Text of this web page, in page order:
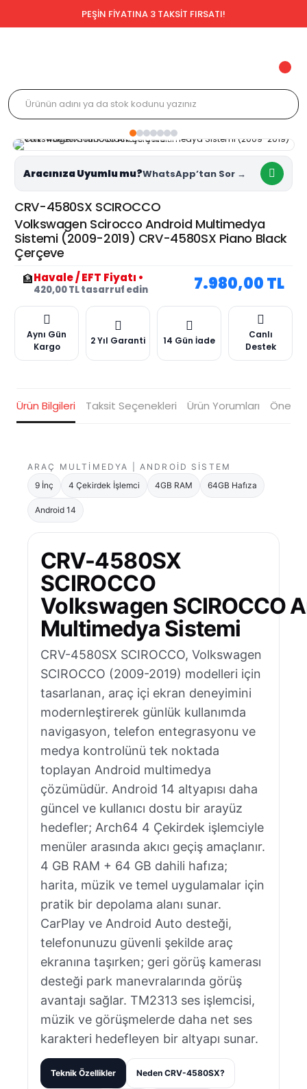
PEŞİN FİYATINA 3 TAKSİT FIRSATI!
Aracınıza Uyumlu mu?
CRV-4580SX SCIROCCO
Volkswagen Scirocco Android Multimedya
Sistemi (2009-2019) CRV-4580SX Piano Black
Çerçeve
🏦Havale / EFT Fiyatı •
420,00 TL tasarruf edin 7.980,00 TL
Aynı Gün
Kargo
2 Yıl Garanti 14 Gün İade
Canlı
Destek
Ürün Bilgileri Taksit Seçenekleri Ürün Yorumları
ARAÇ MULTIMEDYA | ANDROID SISTEM
9 İnç
4 Çekirdek İşlemci 4GB RAM 64GB Hafıza
Android 14
CRV-4580SX
SCIROCCO
Volkswagen SCIROCCO
Multimedya Sistemi
CRV-4580SX SCIROCCO, Volkswagen
SCIROCCO (2009-2019) modelleri için
tasarlanan, araç içi ekran deneyimini
modernleştirerek günlük kullanımda
navigasyon, telefon entegrasyonu ve
medya kontrolünü tek noktada
toplayan Android multimedya
çözümüdür. Android 14 altyapısı daha
güncel ve kullanıcı dostu bir arayüz
hedefler; Arch64 4 Çekirdek işlemciyle
menüler arasında akıcı geçiş amaçlanır.
4 GB RAM + 64 GB dahili hafıza;
harita, müzik ve temel uygulamalar için
pratik bir depolama alanı sunar.
CarPlay ve Android Auto desteği,
telefonunuzu güvenli şekilde araç
ekranına taşırken; geri görüş kamerası
desteği park manevralarında görüş
avantajı sağlar. TM2313 ses işlemcisi,
müzik ve görüşmelerde daha net ses
karakteri hedefleyen bir altyapı sunar.
Teknik Özellikler Neden CRV-4580SX?